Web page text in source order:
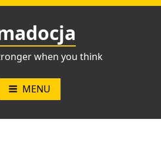
when you think
MENU